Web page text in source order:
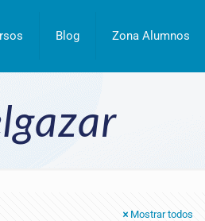
Blog Zona Alumnos
Mostrar todos